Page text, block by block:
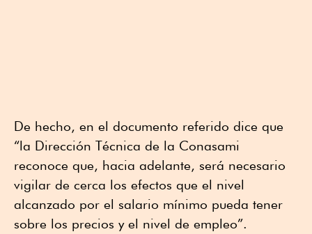
De hecho, en el documento referido dice que
“la Dirección Técnica de la Conasami
reconoce que, hacia adelante, será necesario
vigilar de cerca los efectos que el nivel
alcanzado por el salario mínimo pueda tener
sobre los precios y el nivel de empleo”.